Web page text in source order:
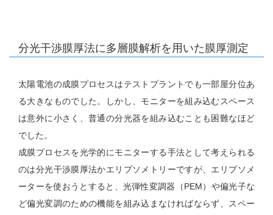
分光干渉膜厚法に多層膜解析を用いた膜厚測定
太陽電池の成膜プロセスはテストプラントでも一部屋分位あ
る大きなものでした。しかし、モニターを組み込むスペース
は意外に小さく、普通の分光器を組み込むことも困難なほど
でした。
成膜プロセスを光学的にモニターする手法として考えられる
のは分光干渉膜厚法かエリプソメトリーですが、エリプソメ
ーターを使おうとすると、光弾性変調器（PEM）や偏光子な
ど偏光変調のための機能を組み込まなければならず、スペー